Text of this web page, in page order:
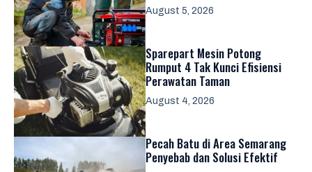
August 5, 2026
Sparepart Mesin Potong
Rumput 4 Tak Kunci Efisiensi
Perawatan Taman
August 4, 2026
Pecah Batu di Area Semarang
Penyebab dan Solusi Efektif